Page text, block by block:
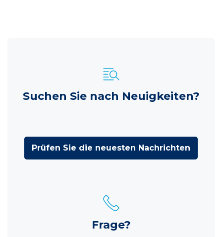
Suchen Sie nach Neuigkeiten?
Prüfen Sie die neuesten Nachrichten
Frage?